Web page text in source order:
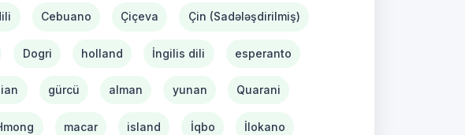
Cebuano Çiçeva Çin (Sadələşdirilmiş)
Dogri holland İngilis dili esperanto
gürcü alman yunan Quarani
macar island İqbo İlokano